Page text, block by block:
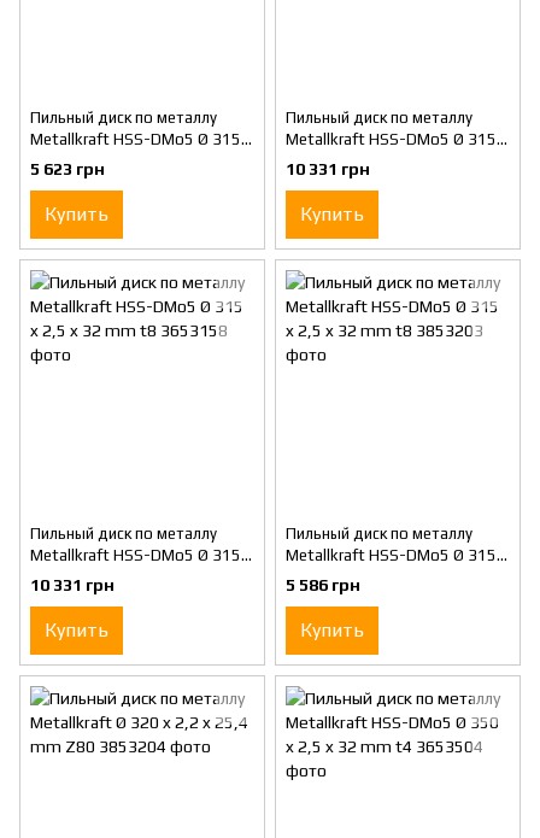
Пильный диск по металлу
Metallkraft HSS-DMo5 Ø 315 x
2,5 x 32 mm t4
5 623 грн
Купить
Пильный диск по металлу
Metallkraft HSS-DMo5 Ø 315 x
2,5 x 32 mm t6
10 331 грн
Купить
Пильный диск по металлу
Metallkraft HSS-DMo5 Ø 315 x
2,5 x 32 mm t8
10 331 грн
Купить
Пильный диск по металлу
Metallkraft HSS-DMo5 Ø 315 x
2,5 x 32 mm t8
5 586 грн
Купить